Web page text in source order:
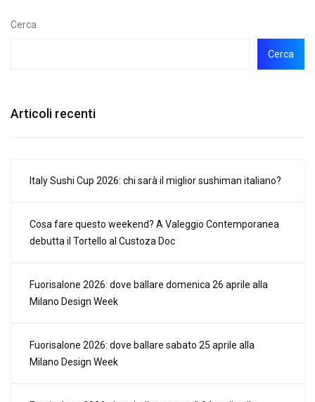
Cerca
Cerca
Articoli recenti
Italy Sushi Cup 2026: chi sarà il miglior sushiman italiano?
Cosa fare questo weekend? A Valeggio Contemporanea
debutta il Tortello al Custoza Doc
Fuorisalone 2026: dove ballare domenica 26 aprile alla
Milano Design Week
Fuorisalone 2026: dove ballare sabato 25 aprile alla
Milano Design Week